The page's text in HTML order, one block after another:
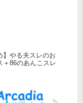
】やる夫スレのお
＋86のあんこスレ